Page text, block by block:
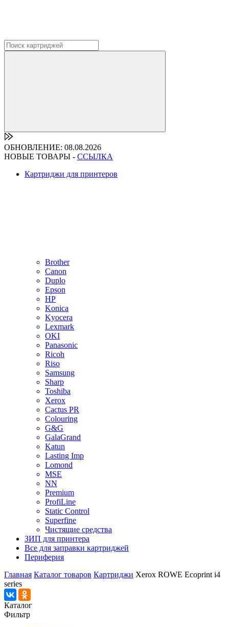
ОБНОВЛЕНИЕ: 08.08.2026
НОВЫЕ ТОВАРЫ - ССЫЛКА
Картриджи для принтеров
Brother
Canon
Duplo
Epson
HP
Konica
Kyocera
Lexmark
OKI
Panasonic
Ricoh
Riso
Samsung
Sharp
Toshiba
Xerox
Cactus PR
Colouring
G&G
GalaGrand
Katun
Lasting Imp
Lomond
MSE
NN
Premium
ProfiLine
Static Control
Superfine
Чистящие средства
ЗИП для принтера
Все для заправки картриджей
Периферия
Главная Каталог товаров Картриджи Xerox ROWE Ecoprint i4
series
Каталог
Фильтр